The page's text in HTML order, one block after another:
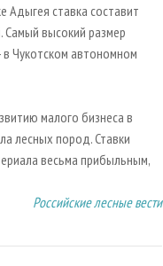
Адыгея ставка составит
Самый высокий размер
в Чукотском автономном
малого бизнеса в
лесных пород. Ставки
весьма прибыльным,
Российские лесные вести